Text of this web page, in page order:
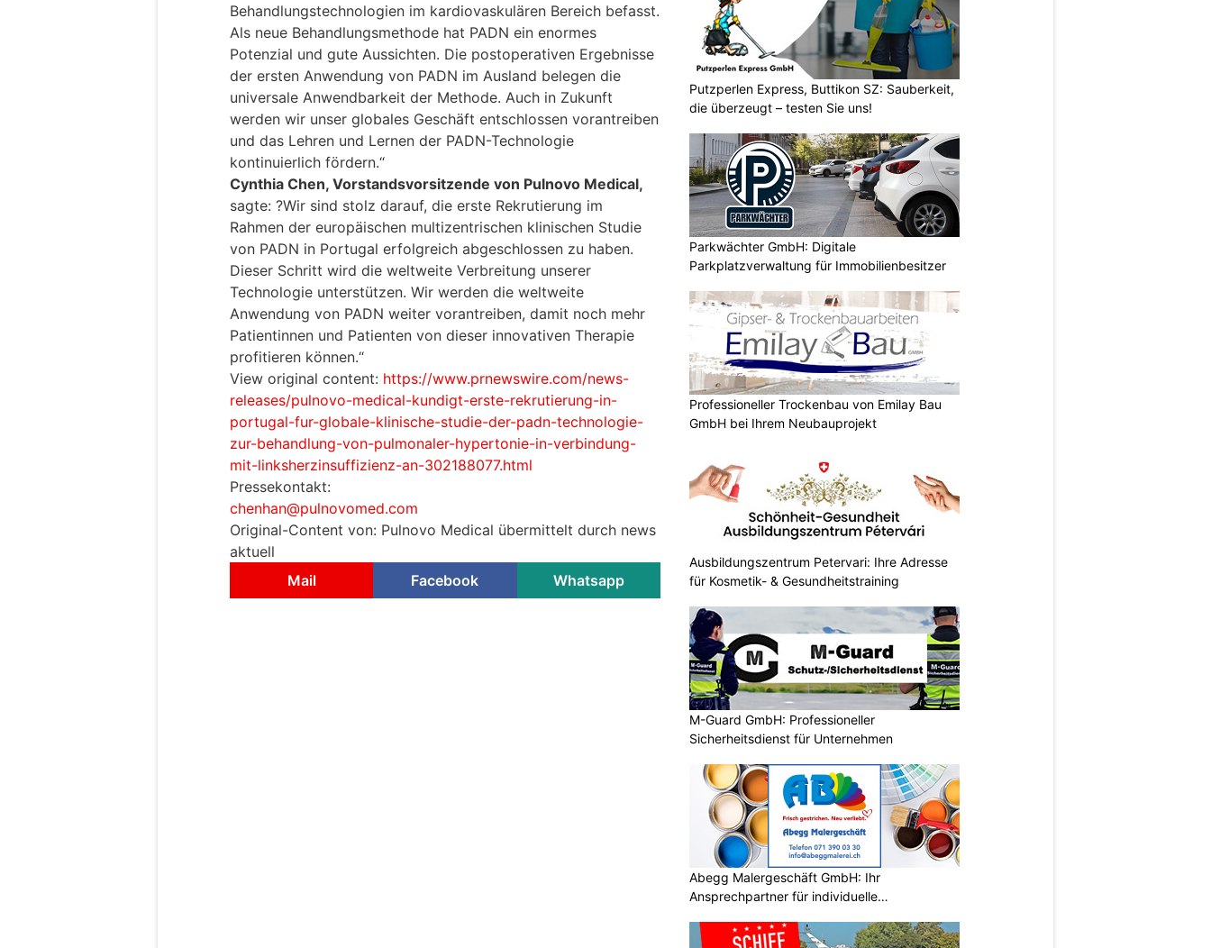
Behandlungstechnologien im kardiovaskulären Bereich befasst.
Als neue Behandlungsmethode hat PADN ein enormes
Potenzial und gute Aussichten. Die postoperativen Ergebnisse
der ersten Anwendung von PADN im Ausland belegen die
universale Anwendbarkeit der Methode. Auch in Zukunft
werden wir unser globales Geschäft entschlossen vorantreiben
und das Lehren und Lernen der PADN-Technologie
kontinuierlich fördern.“
Cynthia Chen, Vorstandsvorsitzende von Pulnovo Medical,
sagte: ?Wir sind stolz darauf, die erste Rekrutierung im
Rahmen der europäischen multizentrischen klinischen Studie
von PADN in Portugal erfolgreich abgeschlossen zu haben.
Dieser Schritt wird die weltweite Verbreitung unserer
Technologie unterstützen. Wir werden die weltweite
Anwendung von PADN weiter vorantreiben, damit noch mehr
Patientinnen und Patienten von dieser innovativen Therapie
profitieren können.“
View original content: https://www.prnewswire.com/news-
releases/pulnovo-medical-kundigt-erste-rekrutierung-in-
portugal-fur-globale-klinische-studie-der-padn-technologie-
zur-behandlung-von-pulmonaler-hypertonie-in-verbindung-
mit-linksherzinsuffizienz-an-302188077.html
Pressekontakt:
chenhan@pulnovomed.com
Original-Content von: Pulnovo Medical übermittelt durch news
aktuell
Mail
Facebook Whatsapp
Putzperlen Express, Buttikon SZ: Sauberkeit,
die überzeugt – testen Sie uns!
Parkwächter GmbH: Digitale
Parkplatzverwaltung für Immobilienbesitzer
Professioneller Trockenbau von Emilay Bau
GmbH bei Ihrem Neubauprojekt
Ausbildungszentrum Petervari: Ihre Adresse
für Kosmetik- & Gesundheitstraining
M-Guard GmbH: Professioneller
Sicherheitsdienst für Unternehmen
Abegg Malergeschäft GmbH: Ihr
Ansprechpartner für individuelle